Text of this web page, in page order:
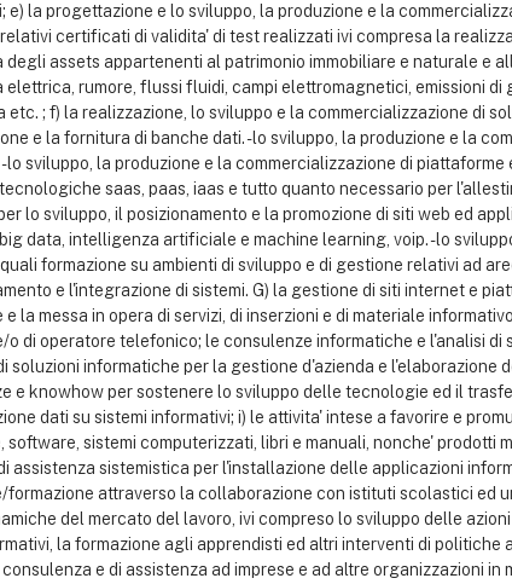
e) la progettazione e lo sviluppo, la produzione e la
certificati di validita' di test realizzati ivi compresa la
degli assets appartenenti al patrimonio immobiliare e naturale e
elettrica, rumore, flussi fluidi, campi elettromagnetici, emissioni
etc. ; f) la realizzazione, lo sviluppo e la commercializzazione di
e la fornitura di banche dati. - lo sviluppo, la produzione e la
- lo sviluppo, la produzione e la commercializzazione di
saas, paas, iaas e tutto quanto necessario per
lo sviluppo, il posizionamento e la promozione di siti web ed
data, intelligenza artificiale e machine learning, voip. - lo
formazione su ambienti di sviluppo e di gestione relativi ad
e l'integrazione di sistemi. G) la gestione di siti internet e
e la messa in opera di servizi, di inserzioni e di materiale
o di operatore telefonico; le consulenze informatiche e l'analisi
soluzioni informatiche per la gestione d'azienda e l'elaborazione
e knowhow per sostenere lo sviluppo delle tecnologie ed il
dati su sistemi informativi; i) le attivita' intese a favorire e
software, sistemi computerizzati, libri e manuali, nonche' prodotti
assistenza sistemistica per l'installazione delle applicazioni
formazione attraverso la collaborazione con istituti scolastici ed
del mercato del lavoro, ivi compreso lo sviluppo delle
la formazione agli apprendisti ed altri interventi di
e di assistenza ad imprese e ad altre organizzazioni